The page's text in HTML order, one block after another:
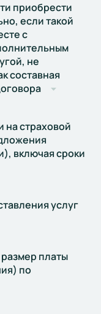
приобрести
если такой
с
не
составная
на страховой
включая сроки
услуг
платы
по